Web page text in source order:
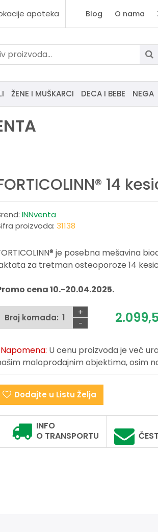
apoteka Blog O nama
ŽENE I MUŠKARCI DECA I BEBE NEGA
14
INNventa
proizvoda: 31138
je posebna mešavina
za tretman osteoporoze 14
cena 10.-20.04.2025.
Broj komada:
+
-
2.099,
U cenu proizvoda je već
maloprodajnim objektima, osim
Dodajte u Listu Želja
INFO
O TRANSPORTU